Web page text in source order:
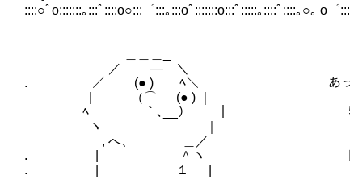
::::○ﾟo:::::::｡:::ﾟ::::o○:::゜:::｡:::oﾟ:::::::o:::ﾟ:::::｡::::ﾟ::::｡○｡ o゜
／ ― ＼
. ／ (● ) ﾍ＼ あっという間に こ
| （⌒ (● ) ｜
ﾍ ￣｀､__） ｜ ５月にな
ヽ ｜
, へ、 ＿／
. | ＾ヽ 日本製ゲームと同じ
. | １ |
カレンダーとか同じな